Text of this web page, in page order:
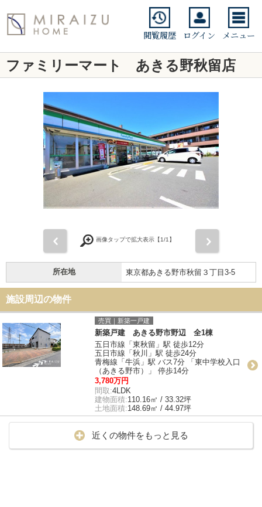
閲覧履歴 ログイン メニュー
ファミリーマート あきる野秋留店
画像タップで拡大表示【1/1】
所在地 東京都あきる野市秋留３丁目3-5
施設周辺の物件
売買｜新築一戸建
新築戸建 あきる野市野辺 全1棟
五日市線「東秋留」駅 徒歩12分
五日市線「秋川」駅 徒歩24分
青梅線「牛浜」駅 バス7分 「東中学校入口
（あきる野市）」 停歩14分
3,780万円
間取:4LDK
建物面積:110.16㎡ / 33.32坪
土地面積:148.69㎡ / 44.97坪
近くの物件をもっと見る